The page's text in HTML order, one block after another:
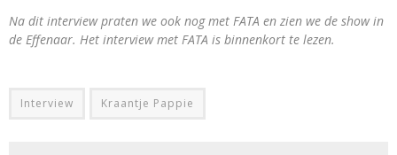
Na dit interview praten we ook nog met FATA en zien we de show in
de Effenaar. Het interview met FATA is binnenkort te lezen.
Interview Kraantje Pappie